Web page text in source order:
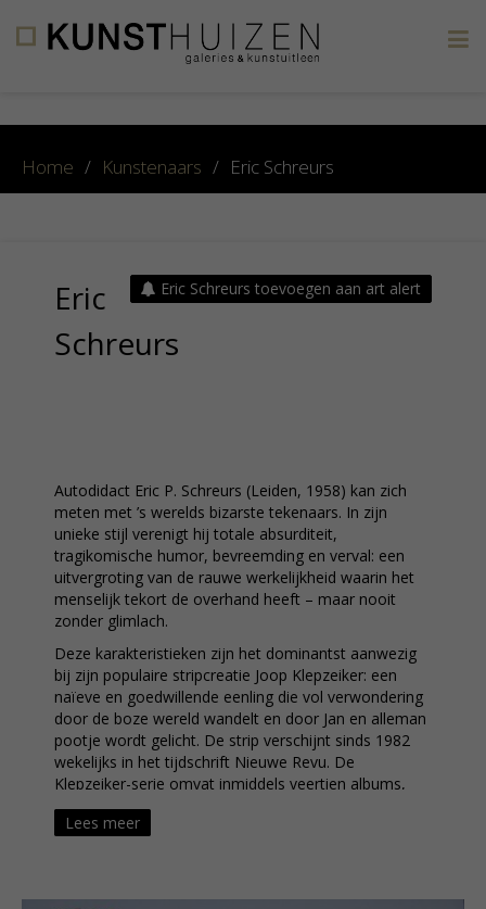
Home / Kunstenaars / Eric Schreurs
Eric Schreurs toevoegen aan art alert
Eric
Schreurs
Autodidact Eric P. Schreurs (Leiden, 1958) kan zich
meten met ’s werelds bizarste tekenaars. In zijn
unieke stijl verenigt hij totale absurditeit,
tragikomische humor, bevreemding en verval: een
uitvergroting van de rauwe werkelijkheid waarin het
menselijk tekort de overhand heeft – maar nooit
zonder glimlach.
Deze karakteristieken zijn het dominantst aanwezig
bij zijn populaire stripcreatie Joop Klepzeiker: een
naïeve en goedwillende eenling die vol verwondering
door de boze wereld wandelt en door Jan en alleman
pootje wordt gelicht. De strip verschijnt sinds 1982
wekelijks in het tijdschrift Nieuwe Revu. De
Klepzeiker-serie omvat inmiddels veertien albums,
waarvan in totaal meer dan een miljoen exemplaren
zijn verkocht. De klunzige macho Dick van Bil is nog
Lees meer